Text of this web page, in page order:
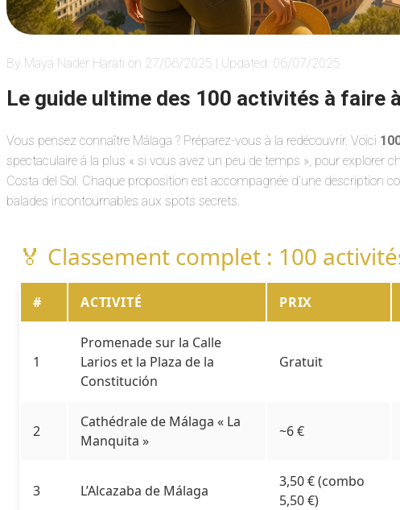
By Maya Nader Harati on 27/06/2025 | Updated: 06/07/2025
Le guide ultime des 100 activités à faire
Vous pensez connaître Málaga ? Préparez-vous à la redécouvrir. Voici
spectaculaire à la plus « si vous avez un peu de temps », pour explorer
Costa del Sol. Chaque proposition est accompagnée d’une description
balades incontournables aux spots secrets.
🏅 Classement complet : 100
# ACTIVITÉ PRIX
1
Promenade sur la Calle
Larios et la Plaza de la
Constitución
Gratuit
2
Cathédrale de Málaga « La
Manquita »
~6 €
3 L’Alcazaba de Málaga
3,50 € (combo
5,50 €)